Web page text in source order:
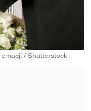
/ Shutterstock